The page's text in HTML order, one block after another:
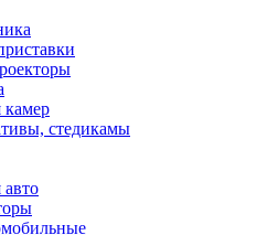
камер
стедикамы
авто